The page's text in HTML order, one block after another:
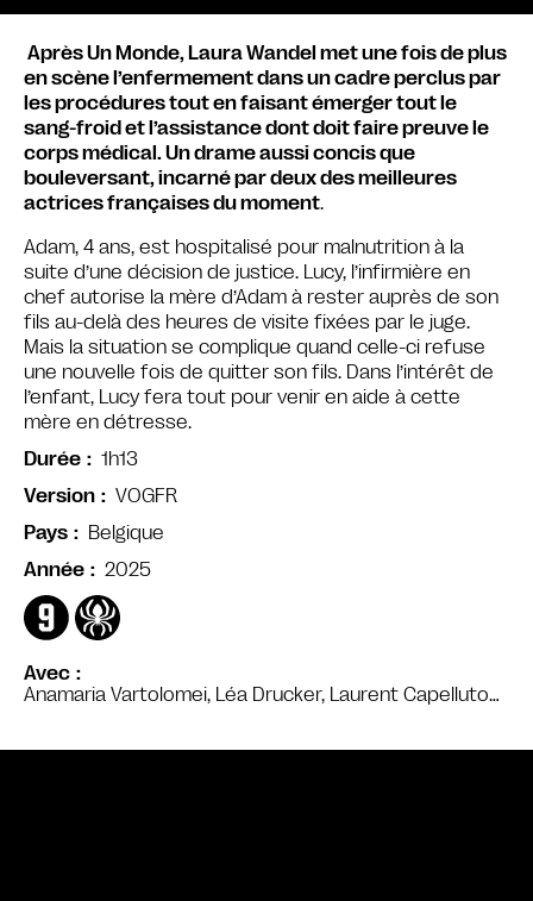
Avec
Anamaria Vartolomei, Léa Drucker, Laurent Capelluto…
Après Un Monde, Laura Wandel met une fois de plus
en scène l’enfermement dans un cadre perclus par
les procédures tout en faisant émerger tout le
sang-froid et l’assistance dont doit faire preuve le
corps médical. Un drame aussi concis que
bouleversant, incarné par deux des meilleures
actrices françaises du moment.
Adam, 4 ans, est hospitalisé pour malnutrition à la
suite d’une décision de justice. Lucy, l’infirmière en
chef autorise la mère d’Adam à rester auprès de son
fils au-delà des heures de visite fixées par le juge.
Mais la situation se complique quand celle-ci refuse
une nouvelle fois de quitter son fils. Dans l’intérêt de
l’enfant, Lucy fera tout pour venir en aide à cette
mère en détresse.
Durée
1h13
Version
VOGFR
Pays
Belgique
Année
2025